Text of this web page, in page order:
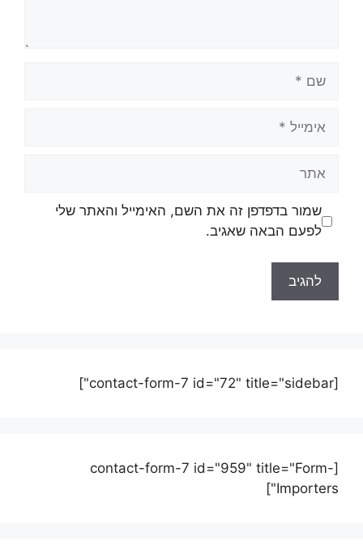
שמור בדפדפן זה את השם, האימייל והאתר שלי
לפעם הבאה שאגיב.
[contact-form-7 id="72" title="sidebar"]
[contact-form-7 id="959" title="Form-
Importers"]